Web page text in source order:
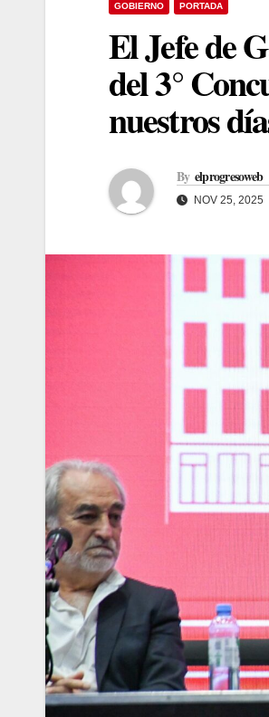
GOBIERNO PORTADA
El Jefe de
del 3°
nuestros
By elprogresoweb
NOV 25, 2025